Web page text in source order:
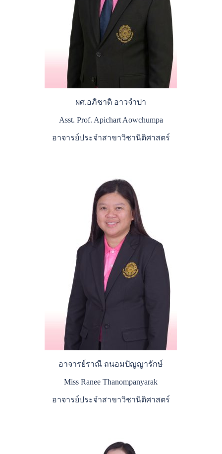
ผศ.อภิชาติ อาวจำปา
Asst. Prof. Apichart Aowchumpa
อาจารย์ประจำสาขาวิชานิติศาสตร์
อาจารย์ราณี ถนอมปัญญารักษ์
Miss Ranee Thanompanyarak
อาจารย์ประจำสาขาวิชานิติศาสตร์